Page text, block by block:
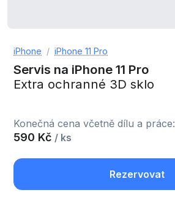
iPhone iPhone 11 Pro
Servis na iPhone 11 Pro
Extra ochranné 3D sklo
Konečná cena včetně dílu a práce:
590 Kč / ks
Rezervovat